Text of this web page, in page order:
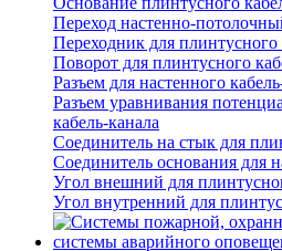
Переход настенно-
Переходник для плинтусного
Поворот для плинтусного
Разъем для настенного
Разъем уравнивания
кабель-канала
Соединитель на стык для
Соединитель основания для
Угол внешний для
Угол внутренний для